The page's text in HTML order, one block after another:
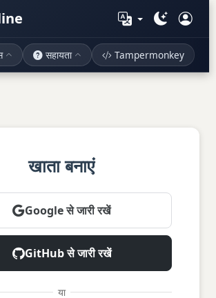
सहायता Tampermonkey
खाता बनाएं
Google से जारी रखें
GitHub से जारी रखें
या